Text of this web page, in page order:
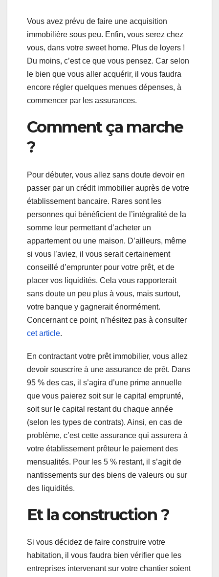
Vous avez prévu de faire une acquisition
immobilière sous peu. Enfin, vous serez chez
vous, dans votre sweet home. Plus de loyers !
Du moins, c’est ce que vous pensez. Car selon
le bien que vous aller acquérir, il vous faudra
encore régler quelques menues dépenses, à
commencer par les assurances.
Comment ça marche
?
Pour débuter, vous allez sans doute devoir en
passer par un crédit immobilier auprès de votre
établissement bancaire. Rares sont les
personnes qui bénéficient de l’intégralité de la
somme leur permettant d’acheter un
appartement ou une maison. D’ailleurs, même
si vous l’aviez, il vous serait certainement
conseillé d’emprunter pour votre prêt, et de
placer vos liquidités. Cela vous rapporterait
sans doute un peu plus à vous, mais surtout,
votre banque y gagnerait énormément.
Concernant ce point, n’hésitez pas à consulter
cet article.
En contractant votre prêt immobilier, vous allez
devoir souscrire à une assurance de prêt. Dans
95 % des cas, il s’agira d’une prime annuelle
que vous paierez soit sur le capital emprunté,
soit sur le capital restant du chaque année
(selon les types de contrats). Ainsi, en cas de
problème, c’est cette assurance qui assurera à
votre établissement prêteur le paiement des
mensualités. Pour les 5 % restant, il s’agit de
nantissements sur des biens de valeurs ou sur
des liquidités.
Et la construction ?
Si vous décidez de faire construire votre
habitation, il vous faudra bien vérifier que les
entreprises intervenant sur votre chantier soient